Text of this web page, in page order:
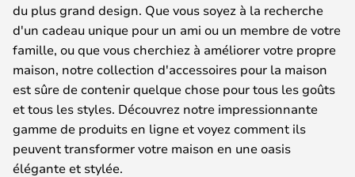
du plus grand design. Que vous soyez à la recherche
d'un cadeau unique pour un ami ou un membre de votre
famille, ou que vous cherchiez à améliorer votre propre
maison, notre collection d'accessoires pour la maison
est sûre de contenir quelque chose pour tous les goûts
et tous les styles. Découvrez notre impressionnante
gamme de produits en ligne et voyez comment ils
peuvent transformer votre maison en une oasis
élégante et stylée.